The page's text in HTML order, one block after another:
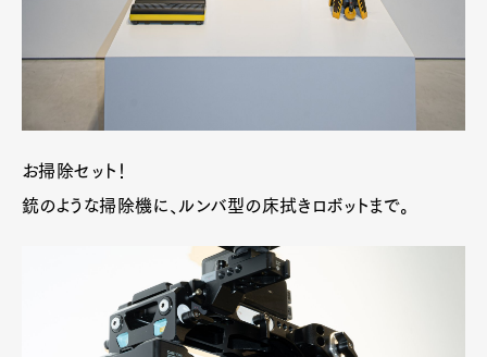
お掃除セット！
銃のような掃除機に、ルンバ型の床拭きロボットまで。